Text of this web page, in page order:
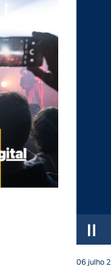
06 julho